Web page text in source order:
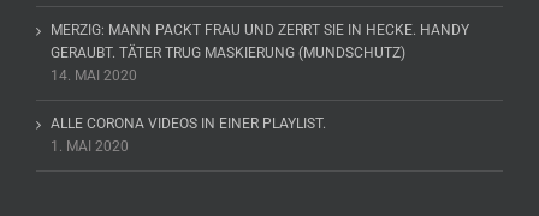
MERZIG: MANN PACKT FRAU UND ZERRT SIE IN HECKE. HANDY
GERAUBT. TÄTER TRUG MASKIERUNG (MUNDSCHUTZ)
14. MAI 2020
ALLE CORONA VIDEOS IN EINER PLAYLIST.
1. MAI 2020